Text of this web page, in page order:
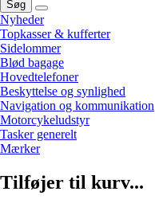
Søg
Nyheder
Topkasser & kufferter
Sidelommer
Blød bagage
Hovedtelefoner
Beskyttelse og synlighed
Navigation og kommunikation
Motorcykeludstyr
Tasker generelt
Mærker
Tilføjer til kurv...